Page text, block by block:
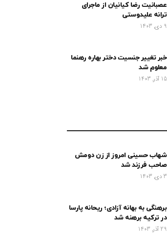
عصبانیت رضا کیانیان از ماجرای
ترانه علیدوستی
9 دی, 1403
خبر تغییر جنسیت دختر بهاره رهنما
معلوم شد
15 آذر, 1403
شهاب حسینی امروز از زن دومش
صاحب فرزند شد
3 دی, 1403
برهنگی به بهانه آزادی؛ ریحانه پارسا
در ترکیه برهنه شد
29 آذر, 1403